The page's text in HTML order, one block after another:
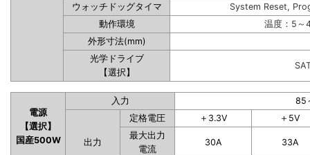
ウォッチドッグタイマ
System Reset,
動作環境
温度：5～
外形寸法(mm)
光学ドライブ
【選択】
電源
【選択】
国産500W
入力 85
出力
定格電圧 ＋3.3V
＋5V
最大出力
電流
30A 33A